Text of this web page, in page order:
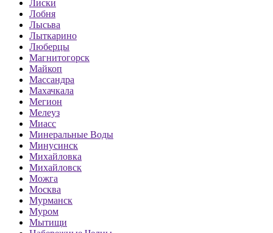
Лиски
Лобня
Лысьва
Лыткарино
Люберцы
Магнитогорск
Майкоп
Массандра
Махачкала
Мегион
Мелеуз
Миасс
Минеральные Воды
Минусинск
Михайловка
Михайловск
Можга
Москва
Мурманск
Муром
Мытищи